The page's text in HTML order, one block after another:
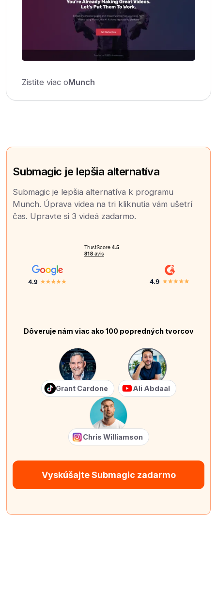
Zistite viac oMunch
Submagic je lepšia alternatíva
Submagic je lepšia alternatíva k programu
Munch. Úprava videa na tri kliknutia vám ušetrí
čas. Upravte si 3 videá zadarmo.
Dôveruje nám viac ako 100 popredných tvorcov
Grant Cardone Ali Abdaal
Chris Williamson
Vyskúšajte Submagic zadarmo